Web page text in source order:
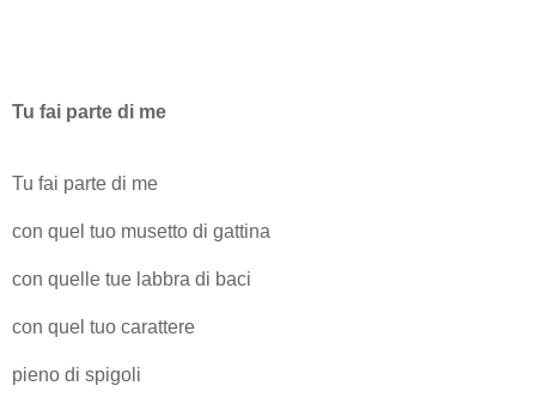
Tu fai parte di me
Tu fai parte di me
con quel tuo musetto di gattina
con quelle tue labbra di baci
con quel tuo carattere
pieno di spigoli